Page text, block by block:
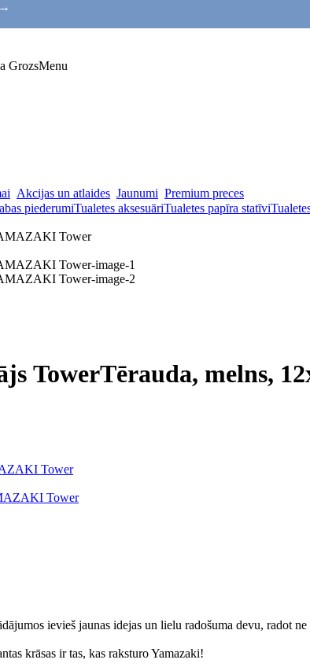
GrozsMenu
Akcijas un atlaides Jaunumi Premium preces
piederumiTualetes aksesuāriTualetes papīra statīvi
TowerTērauda, melns,
Tower
Tower
ievieš jaunas idejas un lielu radošuma devu, radot
krāsas ir tas, kas raksturo Yamazaki!